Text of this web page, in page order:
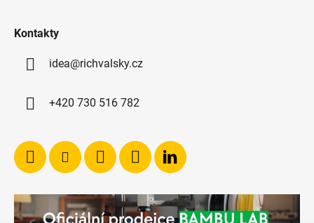
Kontakty
idea@richvalsky.cz
+420 730 516 782